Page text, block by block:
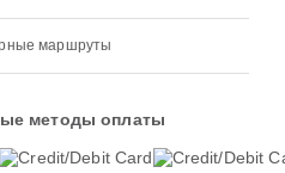
маршруты
методы оплаты